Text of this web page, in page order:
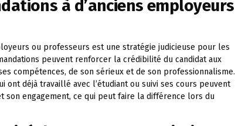
à d’anciens employeurs
ou professeurs est une stratégie judicieuse pour les
peuvent renforcer la crédibilité du candidat aux
compétences, de son sérieux et de son professionnalisme.
ont déjà travaillé avec l’étudiant ou suivi ses cours peuvent
engagement, ce qui peut faire la différence lors du